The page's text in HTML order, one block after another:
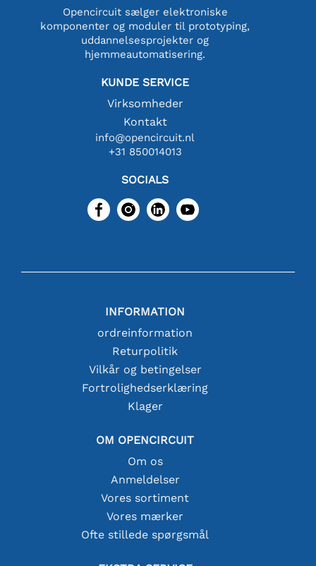
Opencircuit sælger elektroniske
komponenter og moduler til prototyping,
uddannelsesprojekter og
hjemmeautomatisering.
KUNDE SERVICE
Virksomheder
Kontakt
info@opencircuit.nl
+31 850014013
SOCIALS
INFORMATION
ordreinformation
Returpolitik
Vilkår og betingelser
Fortrolighedserklæring
Klager
OM OPENCIRCUIT
Om os
Anmeldelser
Vores sortiment
Vores mærker
Ofte stillede spørgsmål